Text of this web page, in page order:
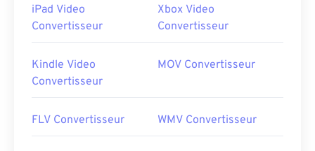
iPad Video
Convertisseur
Xbox Video
Convertisseur
Kindle Video
Convertisseur
MOV Convertisseur
FLV Convertisseur WMV Convertisseur